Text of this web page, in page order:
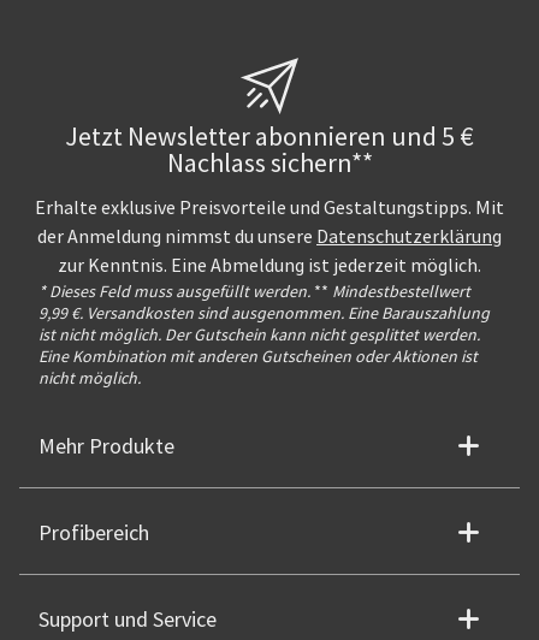
Jetzt Newsletter abonnieren und 5 €
Nachlass sichern**
Erhalte exklusive Preisvorteile und Gestaltungstipps. Mit
der Anmeldung nimmst du unsere Datenschutzerklärung
zur Kenntnis. Eine Abmeldung ist jederzeit möglich.
* Dieses Feld muss ausgefüllt werden. ** Mindestbestellwert
9,99 €. Versandkosten sind ausgenommen. Eine Barauszahlung
ist nicht möglich. Der Gutschein kann nicht gesplittet werden.
Eine Kombination mit anderen Gutscheinen oder Aktionen ist
nicht möglich.
Mehr Produkte
Profibereich
Support und Service